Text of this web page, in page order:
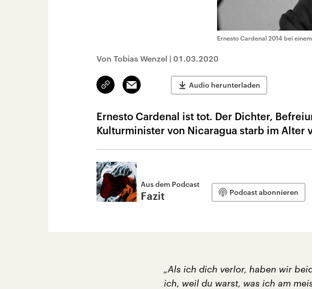
Ernesto Cardenal 2014 bei
Von Tobias Wenzel | 01.03.2020
Link
kopieren/teilen
Email Audio herunterladen
Ernesto Cardenal ist tot. Der Dichter,
Kulturminister von Nicaragua starb im Alter
Aus dem Podcast
Fazit Podcast abonnieren
„Als ich dich verlor, haben wir
ich, weil du warst, was ich am